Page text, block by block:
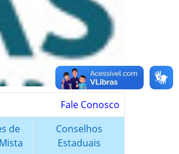
Fale Conosco
de
Conselhos
Estaduais